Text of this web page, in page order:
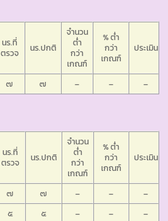
นร.ที่
ตรวจ
นร.ปกติ
จำนวน
ต่ำ
กว่า
เกณฑ์
% ต่ำ
กว่า
เกณฑ์
ประเมิน
๗ ๗ – – –
นร.ที่
ตรวจ
นร.ปกติ
จำนวน
ต่ำ
กว่า
เกณฑ์
% ต่ำ
กว่า
เกณฑ์
ประเมิน
๗ ๗ – –
–
๕ ๕ – –
–